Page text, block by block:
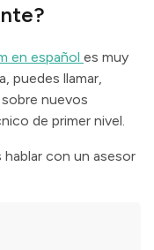
en español es muy
puedes llamar,
nuevos
de primer nivel.
con un asesor